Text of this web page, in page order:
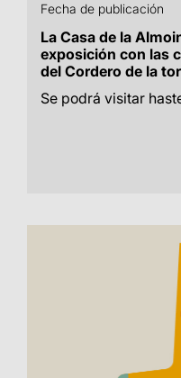
Fecha de publicación
La Casa de la
exposición con las
del Cordero de la
Se podrá visitar